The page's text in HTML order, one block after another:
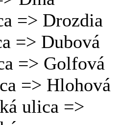
=> Drozdia
=> Dubová
=> Golfová
=> Hlohová
ulica =>